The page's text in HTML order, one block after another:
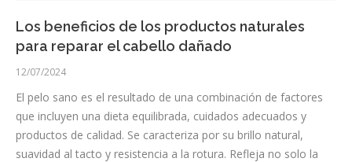
Los beneficios de los productos naturales
para reparar el cabello dañado
12/07/2024
El pelo sano es el resultado de una combinación de factores
que incluyen una dieta equilibrada, cuidados adecuados y
productos de calidad. Se caracteriza por su brillo natural,
suavidad al tacto y resistencia a la rotura. Refleja no solo la